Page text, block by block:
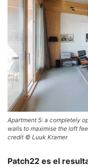
Apartment 5: a completely
walls to maximise the loft
credit © Luuk Kramer
Patch22 es el